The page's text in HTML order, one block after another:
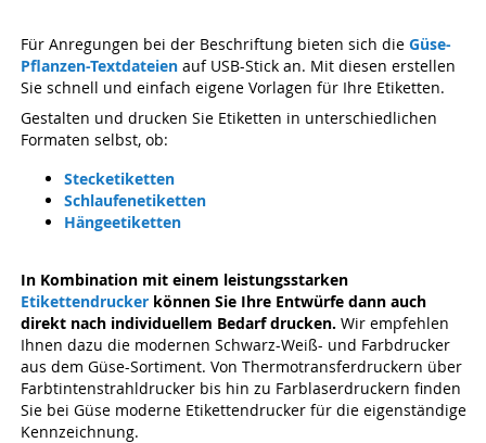
Für Anregungen bei der Beschriftung bieten sich dieGüse-
Pflanzen-Textdateien auf USB-Stick an. Mit diesen erstellen
Sie schnell und einfach eigene Vorlagen für Ihre Etiketten.
Gestalten und drucken Sie Etiketten in unterschiedlichen
Formaten selbst, ob:
Stecketiketten
Schlaufenetiketten
Hängeetiketten
In Kombination mit einem leistungsstarken
Etikettendrucker können Sie Ihre Entwürfe dann auch
direkt nach individuellem Bedarf drucken. Wir empfehlen
Ihnen dazu die modernen Schwarz-Weiß- und Farbdrucker
aus dem Güse-Sortiment. Von Thermotransferdruckern über
Farbtintenstrahldrucker bis hin zu Farblaserdruckern finden
Sie bei Güse moderne Etikettendrucker für die eigenständige
Kennzeichnung.